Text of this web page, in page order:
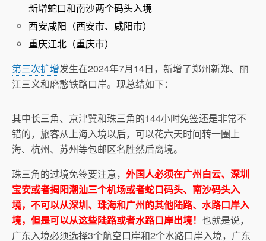
新增蛇口和南沙两个码头入境
西安咸阳（西安市、咸阳市）
重庆江北（重庆市）
第三次扩增发生在2024年7月14日，新增了郑州新郑、丽
江三义和磨憨铁路口岸。现总结如下：
其中长三角、京津冀和珠三角的144小时免签还是非常不
错的，旅客从上海入境以后，可以花六天时间转一圈上
海、杭州、苏州等包邮区名胜然后离境。
珠三角的过境免签要注意， 外国人必须在广州白云、深圳
宝安或者揭阳潮汕三个机场或者蛇口码头、南沙码头入
境， 不可以从深圳、珠海和广州的其他陆路、水路口岸入
境，但是可以从这些陆路或者水路口岸出境！ 也就是说，
广东入境必须选择3个航空口岸和2个水路口岸入境，广东